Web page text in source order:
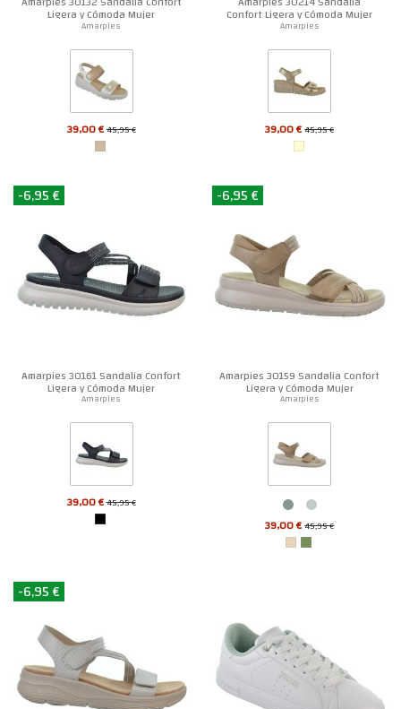
Ligera y Cómoda Mujer
Amarpies
39,00 €45,95 €
Confort Ligera y Cómoda Mujer
Amarpies
39,00 €45,95 €
-6,95 €
Amarpies 30161 Sandalia Confort
Ligera y Cómoda Mujer
Amarpies
39,00 €45,95 €
-6,95 €
Amarpies 30159 Sandalia Confort
Ligera y Cómoda Mujer
Amarpies
39,00 €45,95 €
-6,95 €